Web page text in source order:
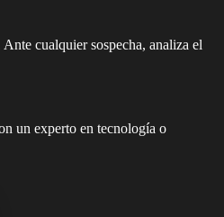
cualquier sospecha, analiza el
un experto en tecnología o